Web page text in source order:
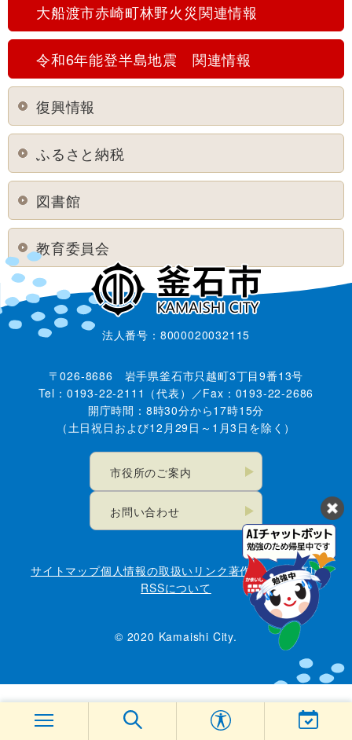
一覧へ
一覧へ
一覧へ
一覧へ
大船渡市赤崎町林野火災関連情報
令和6年能登半島地震 関連情報
復興情報
ふるさと納税
図書館
教育委員会
法人番号：8000020032115
〒026-8686 岩手県釜石市只越町3丁目9番13号
Tel：0193-22-2111（代表）／Fax：0193-22-2686
開庁時間：8時30分から17時15分
（土日祝日および12月29日～1月3日を除く）
市役所のご案内
お問い合わせ
サイトマップ個人情報の取扱い リンク著作権・免責事項
RSSについて
© 2020 Kamaishi City.